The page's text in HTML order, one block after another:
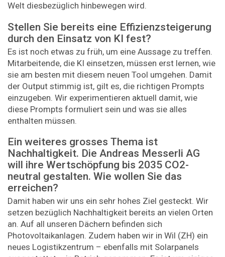
Welt diesbezüglich hinbewegen wird.
Stellen Sie bereits eine Effizienzsteigerung
durch den Einsatz von KI fest?
Es ist noch etwas zu früh, um eine Aussage zu treffen.
Mitarbeitende, die KI einsetzen, müssen erst lernen, wie
sie am besten mit diesem neuen Tool umgehen. Damit
der Output stimmig ist, gilt es, die richtigen Prompts
einzugeben. Wir experimentieren aktuell damit, wie
diese Prompts formuliert sein und was sie alles
enthalten müssen.
Ein weiteres grosses Thema ist
Nachhaltigkeit. Die Andreas Messerli AG
will ihre Wertschöpfung bis 2035 CO2-
neutral gestalten. Wie wollen Sie das
erreichen?
Damit haben wir uns ein sehr hohes Ziel gesteckt. Wir
setzen bezüglich Nachhaltigkeit bereits an vielen Orten
an. Auf all unseren Dächern befinden sich
Photovoltaikanlagen. Zudem haben wir in Wil (ZH) ein
neues Logistikzentrum – ebenfalls mit Solarpanels